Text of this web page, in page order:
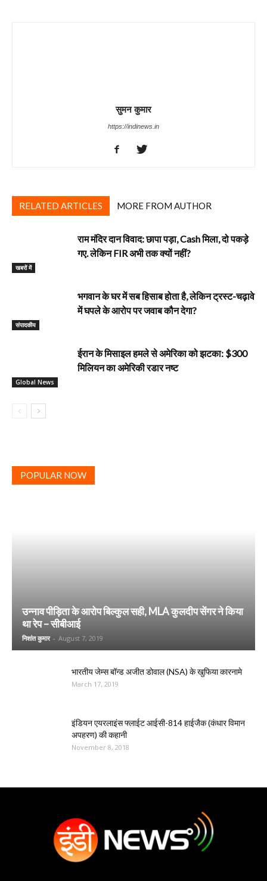
सुमन कुमार
https://indinews.in
RELATED ARTICLES MORE FROM AUTHOR
खबरों में
राम मंदिर दान विवाद: छापा पड़ा, Cash मिला, दो पकड़े
गए. लेकिन FIR अभी तक क्यों नहीं?
‎संपादकीय
भगवान के घर में सब हिसाब होता है, लेकिन ट्रस्ट-चढ़ावे
में घपले के आरोप पर जवाब कौन देगा?
Global News
ईरान के मिसाइल हमले से अमेरिका को झटका: $300
मिलियन का अमेरिकी रडार नष्ट
POPULAR NOW
उन्नाव पीड़िता के आरोप बिल्कुल सही, MLA कुलदीप सेंगर ने किया
था रेप – सीबीआई
निशांत कुमार - August 7, 2019
भारतीय जेम्स बॉन्ड अजीत डोवाल (NSA) के खुफिया कारनामे
March 17, 2019
इंडियन एयरलाइंस फ्लाईट आईसी-814 हाईजैक (कंधार विमान
अपहरण) की कहानी
November 8, 2018